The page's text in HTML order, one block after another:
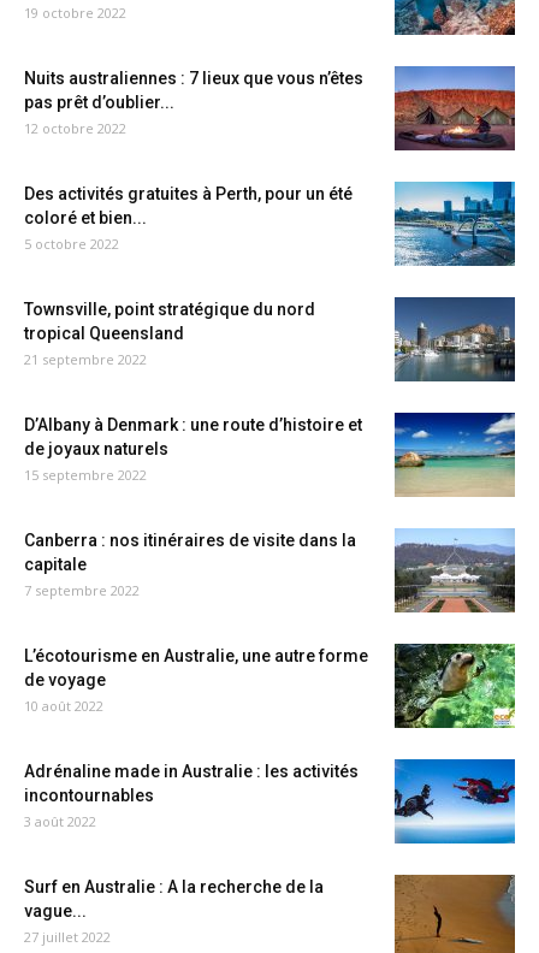
19 octobre 2022
Nuits australiennes : 7 lieux que vous n’êtes
pas prêt d’oublier...
12 octobre 2022
Des activités gratuites à Perth, pour un été
coloré et bien...
5 octobre 2022
Townsville, point stratégique du nord
tropical Queensland
21 septembre 2022
D’Albany à Denmark : une route d’histoire et
de joyaux naturels
15 septembre 2022
Canberra : nos itinéraires de visite dans la
capitale
7 septembre 2022
L’écotourisme en Australie, une autre forme
de voyage
10 août 2022
Adrénaline made in Australie : les activités
incontournables
3 août 2022
Surf en Australie : A la recherche de la
vague...
27 juillet 2022